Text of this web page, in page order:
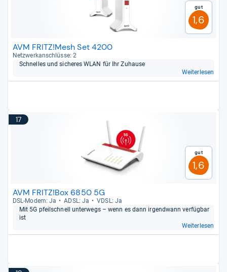
Gut
1,6
AVM FRITZ!Mesh Set 4200
Netz­werk­an­schlüsse: 2
Schnel­les und siche­res WLAN für Ihr Zuhause
Weiterlesen
17
Gut
1,6
AVM FRITZ!Box 6850 5G
DSL-​Modem: Ja ADSL: Ja
VDSL: Ja
Mit 5G pfeil­schnell unter­wegs – wenn es dann irgend­wann ver­füg­bar
ist
Weiterlesen